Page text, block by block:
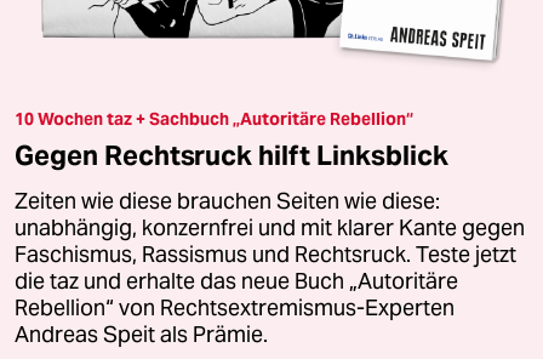
10 Wochen taz + Sachbuch „Autoritäre Rebellion“
Gegen Rechtsruck hilft Linksblick
Zeiten wie diese brauchen Seiten wie diese:
unabhängig, konzernfrei und mit klarer Kante gegen
Faschismus, Rassismus und Rechtsruck. Teste jetzt
die taz und erhalte das neue Buch „Autoritäre
Rebellion“ von Rechtsextremismus-Experten
Andreas Speit als Prämie.